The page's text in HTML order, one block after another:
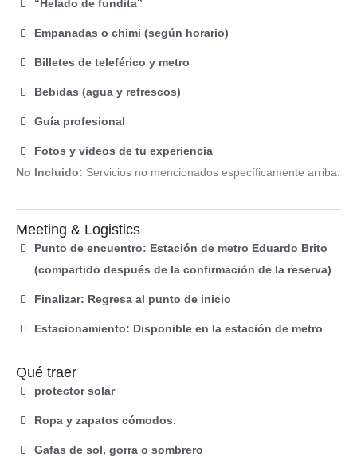
“Helado de fundita”
Empanadas o chimi (según horario)
Billetes de teleférico y metro
Bebidas (agua y refrescos)
Guía profesional
Fotos y videos de tu experiencia
No Incluido: Servicios no mencionados específicamente arriba.
Meeting & Logistics
Punto de encuentro: Estación de metro Eduardo Brito
(compartido después de la confirmación de la reserva)
Finalizar: Regresa al punto de inicio
Estacionamiento: Disponible en la estación de metro
Qué traer
protector solar
Ropa y zapatos cómodos.
Gafas de sol, gorra o sombrero